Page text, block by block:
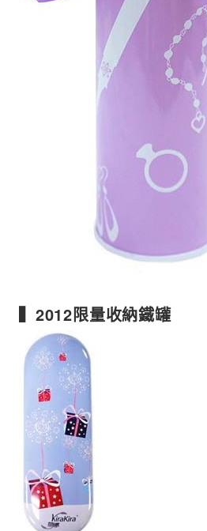
▍2012限量收納鐵罐